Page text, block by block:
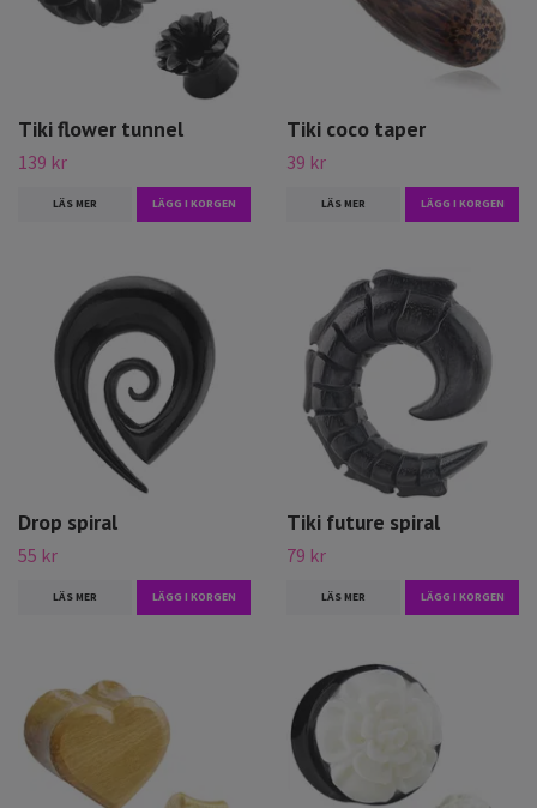
Tiki flower tunnel
139 kr
LÄS MER LÄGG I KORGEN
Tiki coco taper
39 kr
LÄS MER LÄGG I KORGEN
Drop spiral
55 kr
LÄS MER LÄGG I KORGEN
Tiki future spiral
79 kr
LÄS MER LÄGG I KORGEN